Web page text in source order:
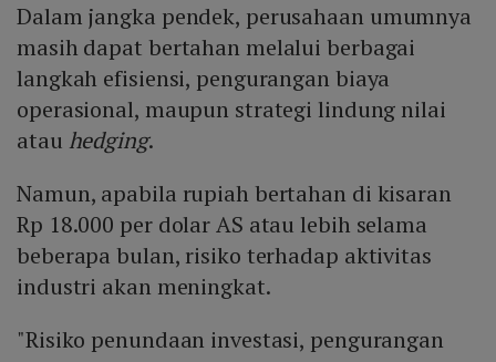
Dalam jangka pendek, perusahaan umumnya
masih dapat bertahan melalui berbagai
langkah efisiensi, pengurangan biaya
operasional, maupun strategi lindung nilai
atau hedging.
Namun, apabila rupiah bertahan di kisaran
Rp 18.000 per dolar AS atau lebih selama
beberapa bulan, risiko terhadap aktivitas
industri akan meningkat.
"Risiko penundaan investasi, pengurangan